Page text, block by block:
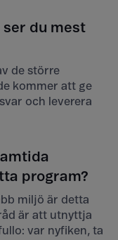
du mest
de större
kommer att ge
och leverera
program?
miljö är detta
är att utnyttja
var nyfiken, ta